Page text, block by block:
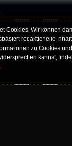
Cookies. Wir können
redaktionelle
zu Cookies
kannst,